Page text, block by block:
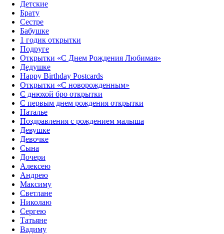
Детские
Брату
Сестре
Бабушке
1 годик открытки
Подруге
Открытки «С Днем Рождения Любимая»‎
Дедушке
Happy Birthday Postcards
Открытки «‎С новорожденным»
С днюхой бро открытки
С первым днем рождения открытки
Наталье
Поздравления с рождением малыша
Девушке
Девочке
Сына
Дочери
Алексею
Андрею
Максиму
Светлане
Николаю
Сергею
Татьяне
Вадиму